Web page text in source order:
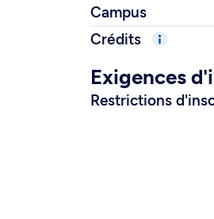
Campus
Crédits
Exigences
Restrictions